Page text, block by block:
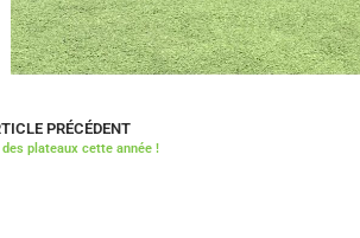
PRÉCÉDENT
des plateaux cette année !